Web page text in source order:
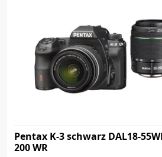
Pentax K-3 schwarz DAL18-
200 WR